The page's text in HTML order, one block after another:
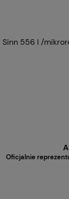
Sinn 556 I /
Oficjalnie